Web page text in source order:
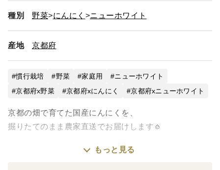
種別 野菜 にんにく ニューホワイト
産地 京都府
慣行栽培 野菜 家庭用
ニューホワイト
京都府x野菜
京都府xにんにく 京都府xニューホワイト
京都の畑で育てた国産にんにくを、
掘りたてのまま農家直送でお届けします🧄
500gで5〜6個入りの、
もっと見る